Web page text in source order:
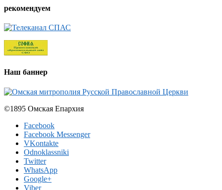
рекомендуем
Наш баннер
©1895 Омская Епархия
Facebook
Facebook Messenger
VKontakte
Odnoklassniki
Twitter
WhatsApp
Google+
Viber